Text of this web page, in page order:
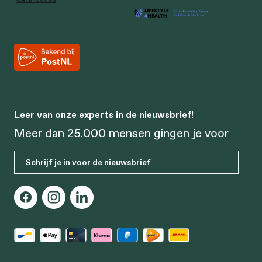
Leer van onze experts in de nieuwsbrief!
Meer dan 25.000 mensen gingen je voor
Schrijf je in voor de nieuwsbrief